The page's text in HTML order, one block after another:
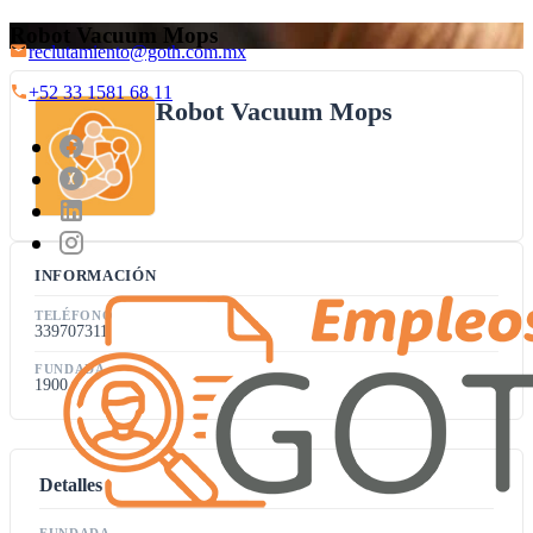
reclutamiento@goth.com.mx
+52 33 1581 68 11
Robot Vacuum Mops
Detalles
Robot Vacuum Mops
INFORMACIÓN
TELÉFONO
339707311
FUNDADA
1900